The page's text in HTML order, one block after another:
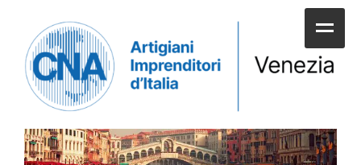
HOME
SERVIZI ALLE IMPRESE